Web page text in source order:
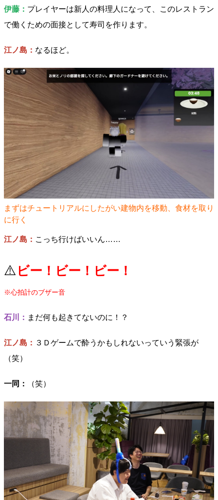
伊藤： プレイヤーは新人の料理人になって、このレストラン
で働くための面接として寿司を作ります。
江ノ島： なるほど。
まずはチュートリアルにしたがい建物内を移動、食材を取り
に行く
江ノ島： こっち行けばいいん……
⚠️ ビー！ビー！ビー！
※心拍計のブザー音
石川： まだ何も起きてないのに！？
江ノ島： ３Ｄゲームで酔うかもしれないっていう緊張が
（笑）
一同： （笑）